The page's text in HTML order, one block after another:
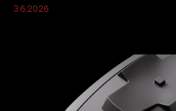
3.6.2026